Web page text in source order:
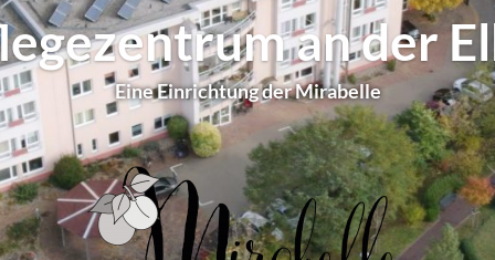
an der
Eine Einrichtung der Mirabelle